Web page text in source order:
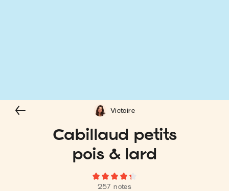
Cabillaud petits
pois & lard
257 notes
Victoire